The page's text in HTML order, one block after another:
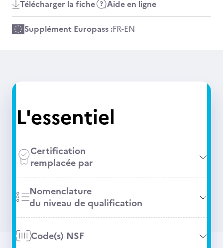
Télécharger la fiche Aide en ligne
Supplément Europass :FR-EN
L'essentiel
Certification
remplacée par
Nomenclature
du niveau de qualification
Code(s) NSF